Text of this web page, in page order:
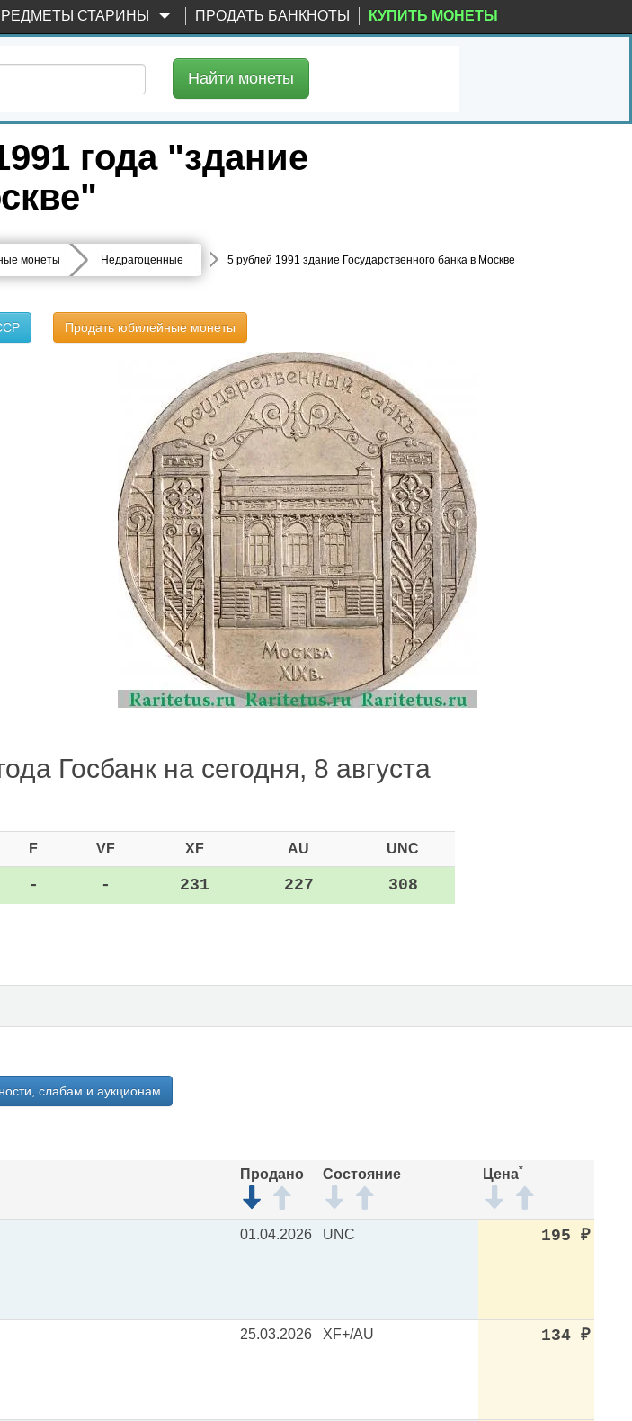
СТАРИНЫ ПРОДАТЬ БАНКНОТЫ КУПИТЬ МОНЕТЫ
Найти монеты
года "здание
монеты Недрагоценные 5 рублей 1991 здание Государственного банка в Москве
Продать юбилейные монеты
Госбанк на сегодня, 8 августа
F VF XF AU UNC
- - 231 227 308
слабам и аукционам
Продано Состояние Цена*
01.04.2026 UNC 195 ₽
25.03.2026 XF+/AU 134 ₽